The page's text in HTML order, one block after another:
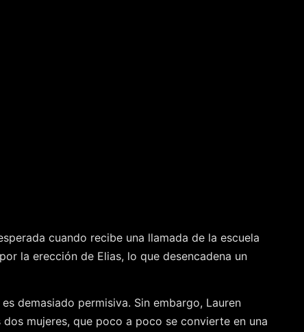
cuando recibe una llamada de la escuela
la erección de Elias, lo que desencadena un
demasiado permisiva. Sin embargo, Lauren
mujeres, que poco a poco se convierte en una